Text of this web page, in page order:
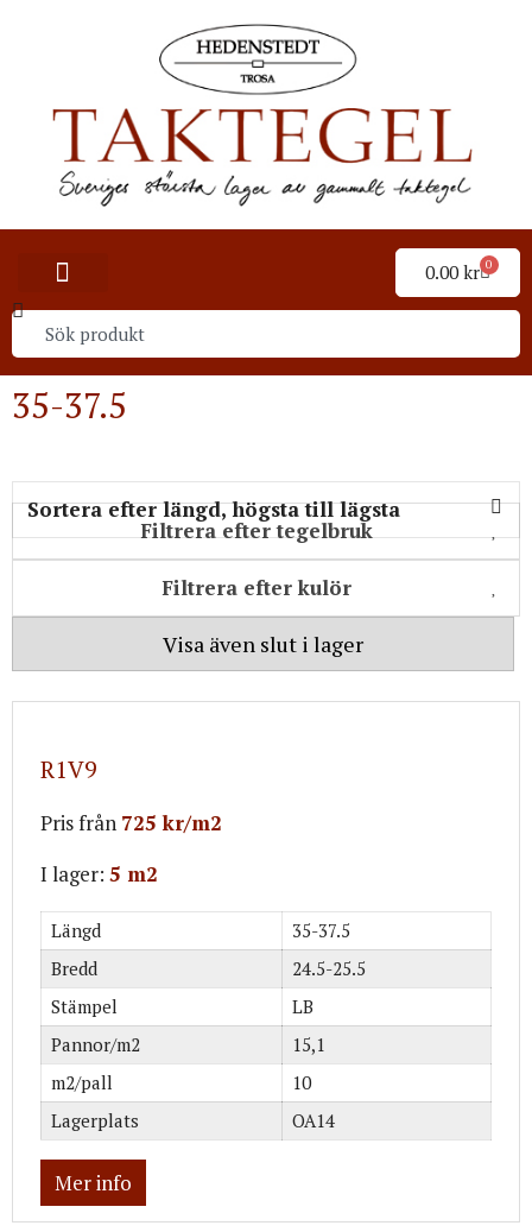
0.00kr 0
35-37.5
Filtrera efter tegelbruk
Filtrera efter kulör
Visa även slut i lager
R1V9
Pris från 725 kr/m2
I lager: 5 m2
Längd
35-37.5
Bredd
24.5-25.5
Stämpel
LB
Pannor/m2
15,1
m2/pall
10
Lagerplats
OA14
Mer info